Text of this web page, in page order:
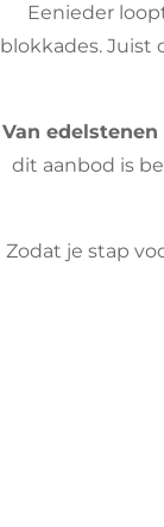
Eenieder
blokkades. Juist
Van
dit aanbod is
Zodat je stap